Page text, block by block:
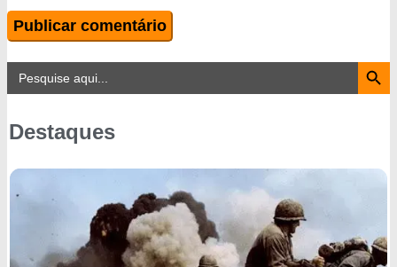
Search
for:
Search Button
Destaques